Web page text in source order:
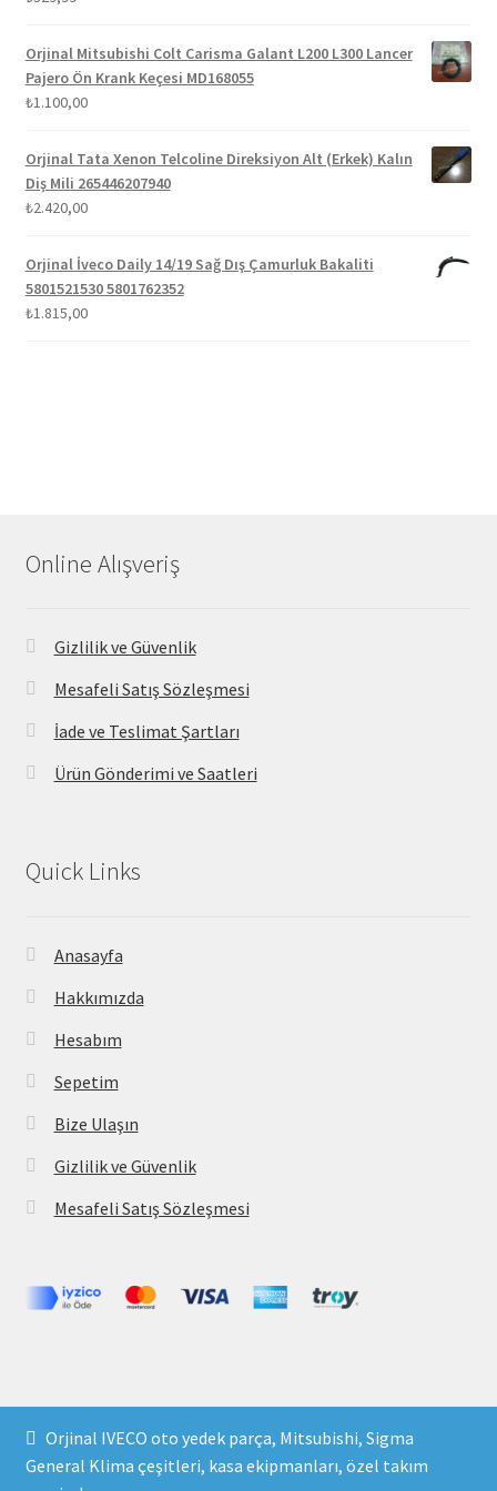
Orjinal IVECO oto yedek parça, Mitsubishi, Sigma
General Klima çeşitleri, kasa ekipmanları, özel takım
Orjinal Mitsubishi Colt Carisma Galant L200 L300 Lancer
Pajero Ön Krank Keçesi MD168055
₺1.100,00
Orjinal Tata Xenon Telcoline Direksiyon Alt (Erkek) Kalın
Diş Mili 265446207940
₺2.420,00
Orjinal İveco Daily 14/19 Sağ Dış Çamurluk Bakaliti
5801521530 5801762352
₺1.815,00
Online Alışveriş
Gizlilik ve Güvenlik
Mesafeli Satış Sözleşmesi
İade ve Teslimat Şartları
Ürün Gönderimi ve Saatleri
Quick Links
Anasayfa
Hakkımızda
Hesabım
Sepetim
Bize Ulaşın
Gizlilik ve Güvenlik
Mesafeli Satış Sözleşmesi
Copyright 2021 © parcavs.com Tüm hakları saklıdır. Kredi
kartı bilgileriniz 256bit SSL sertifikası ile korunmaktadır.